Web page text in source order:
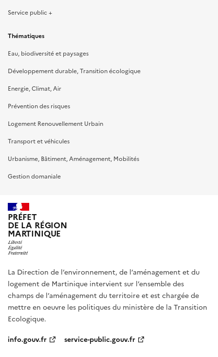
Service public +
Thématiques
Eau, biodiversité et paysages
Développement durable, Transition écologique
Energie, Climat, Air
Prévention des risques
Logement Renouvellement Urbain
Transport et véhicules
Urbanisme, Bâtiment, Aménagement, Mobilités
Gestion domaniale
PRÉFET
DE LA RÉGION
MARTINIQUE
La Direction de l’environnement, de l’aménagement et du
logement de Martinique intervient sur l’ensemble des
champs de l’aménagement du territoire et est chargée de
mettre en oeuvre les politiques du ministère de la Transition
Ecologique.
info.gouv.fr
service-public.gouv.fr